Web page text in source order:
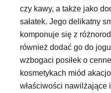
czy kawy, a także jako
sałatek. Jego delikatny
komponuje się z
również dodać go do
wzbogaci posiłek o
kosmetykach miód
właściwości nawilżające